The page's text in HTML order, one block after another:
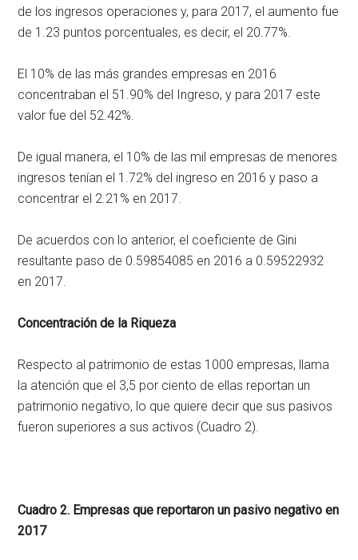
de los ingresos operaciones y, para 2017, el aumento fue
de 1.23 puntos porcentuales, es decir, el 20.77%.
El 10% de las más grandes empresas en 2016
concentraban el 51.90% del Ingreso, y para 2017 este
valor fue del 52.42%.
De igual manera, el 10% de las mil empresas de menores
ingresos tenían el 1.72% del ingreso en 2016 y paso a
concentrar el 2.21% en 2017.
De acuerdos con lo anterior, el coeficiente de Gini
resultante paso de 0.59854085 en 2016 a 0.59522932
en 2017.
Concentración de la Riqueza
Respecto al patrimonio de estas 1000 empresas, llama
la atención que el 3,5 por ciento de ellas reportan un
patrimonio negativo, lo que quiere decir que sus pasivos
fueron superiores a sus activos (Cuadro 2).
Cuadro 2. Empresas que reportaron un pasivo negativo en
2017